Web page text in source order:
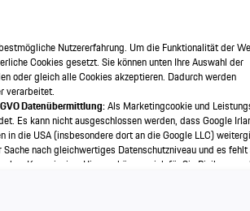
Nutzererfahrung. Um die Funktionalität der
Cookies gesetzt. Sie können unten Ihre Auswahl der
oder gleich alle Cookies akzeptieren. Dadurch werden
verarbeitet.
Datenübermittlung:Als Marketingcookie und
Es kann nicht ausgeschlossen werden, dass Google
in die USA (insbesondere dort an die Google LLC)
nach gleichwertiges Datenschutzniveau und es
Kommission. Hieraus können sich für Sie Risiken
werden kann, dass aufgrund aktueller Gesetze US-